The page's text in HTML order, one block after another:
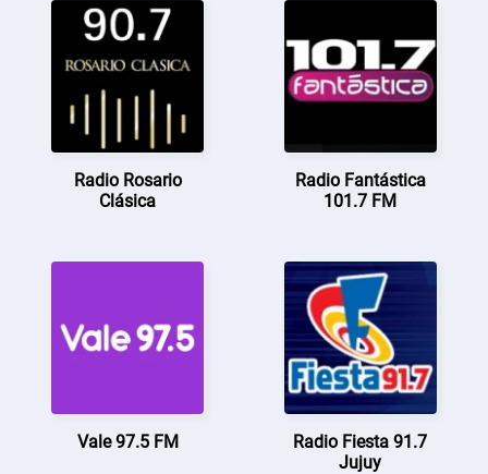
Radio Rosario
Clásica
Radio Fantástica
101.7 FM
Vale 97.5 FM
Radio Fiesta 91.7
Jujuy